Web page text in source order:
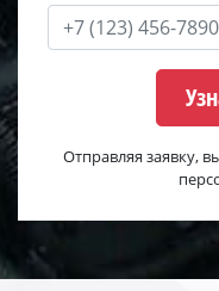
Отправляя заявку,